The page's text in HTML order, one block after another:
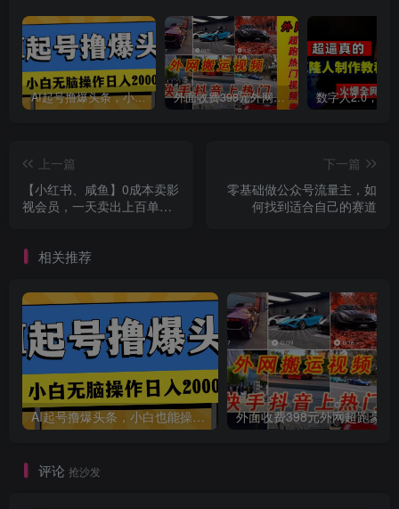
AI起号撸爆头条，小白也能操作，日入2000+ 外面收费398元外网超跑豪车汽车视频搬运至快手抖音上热门项目
上一篇
【小红书、咸鱼】0成本卖影
视会员，一天卖出上百单，
下一篇
零基础做公众号流量主，如
何找到适合自己的赛道
相关推荐
AI起号撸爆头条，小白也能操作，日入2000+
评论 抢沙发